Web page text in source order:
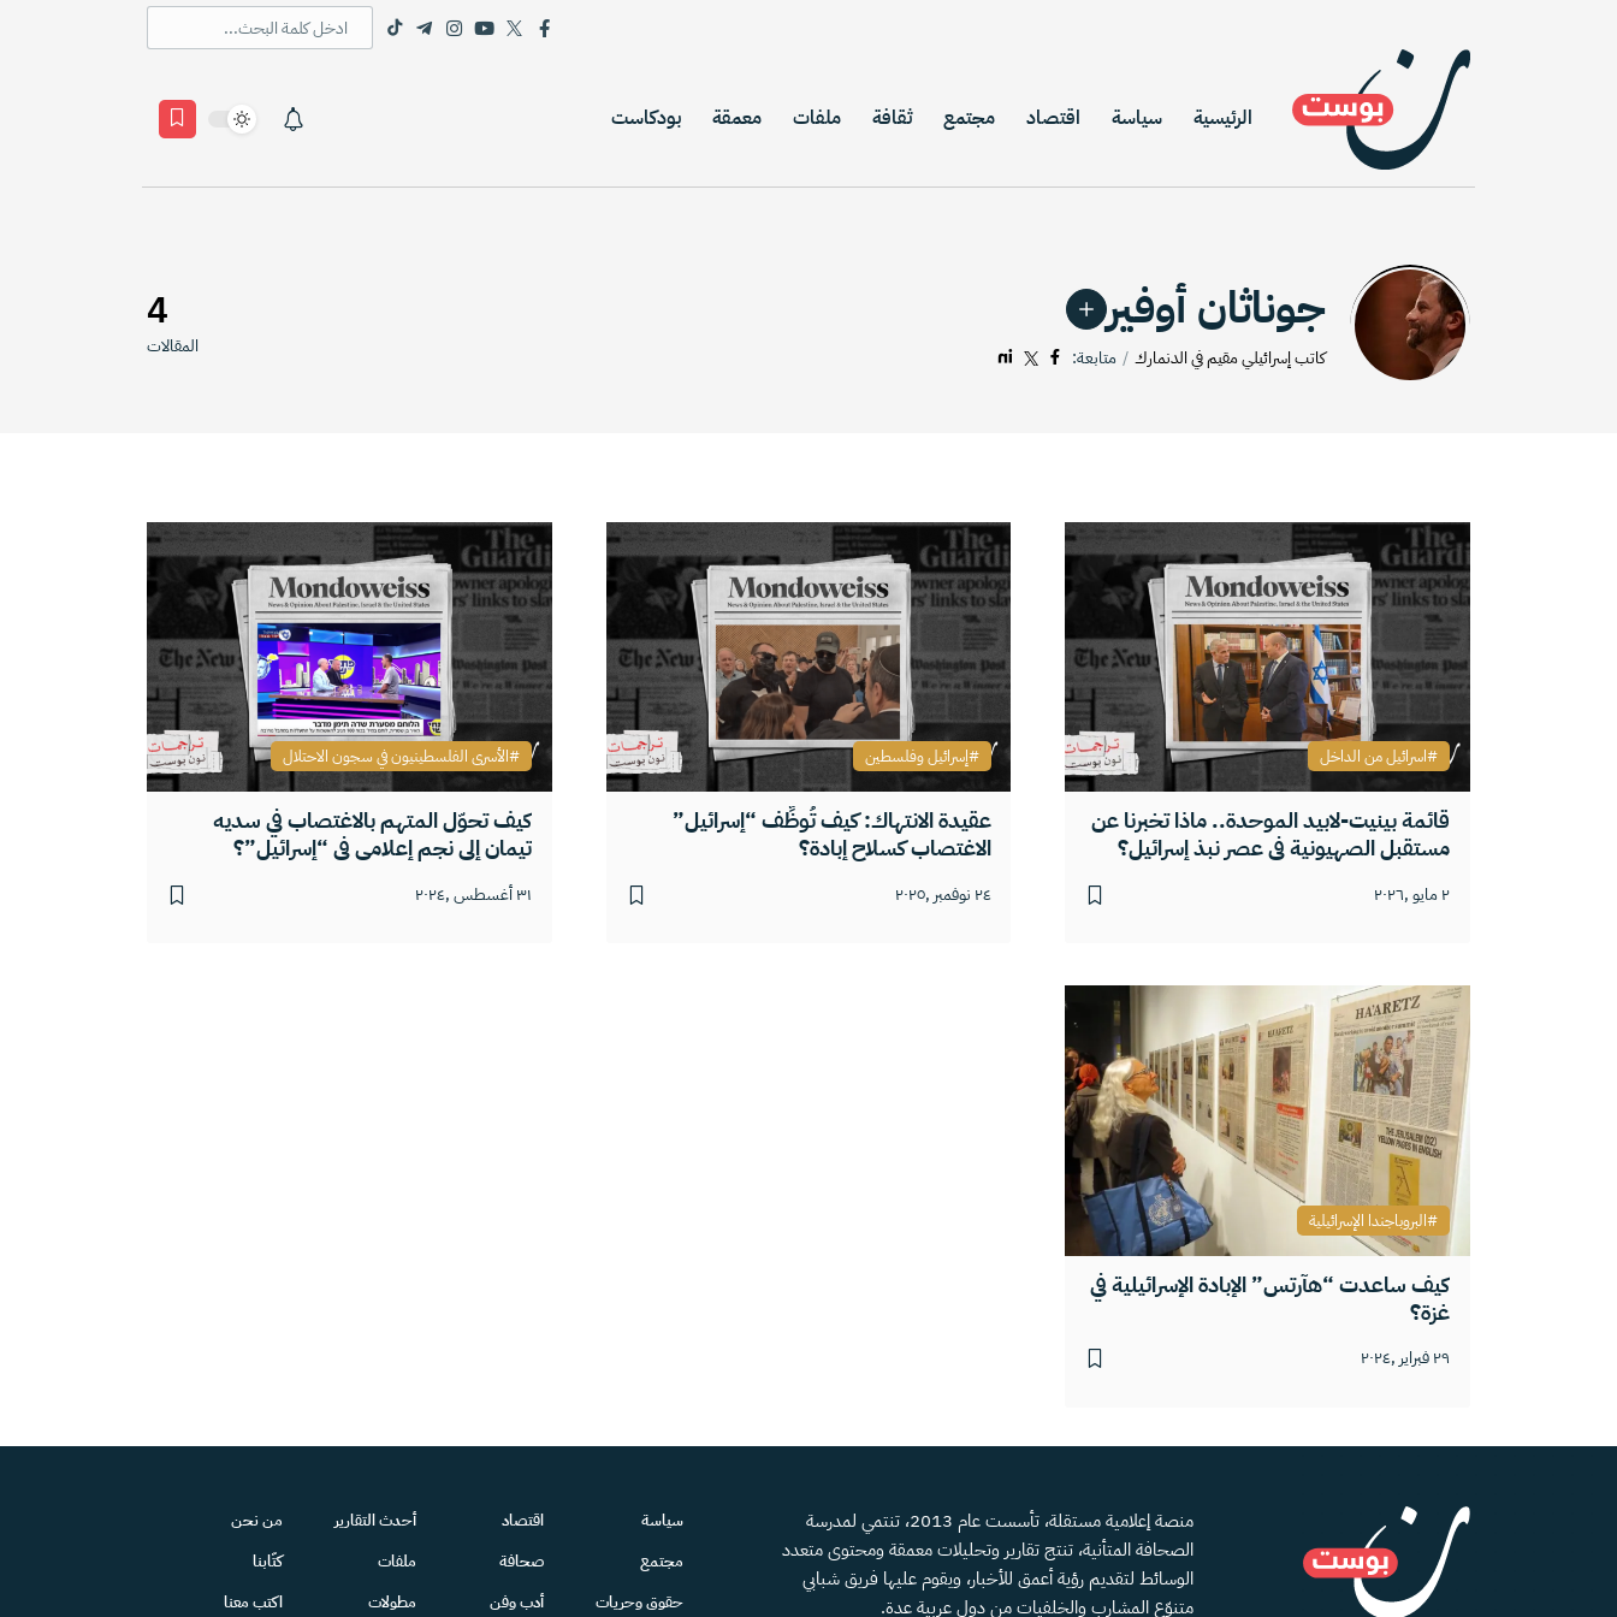
الرئيسية سياسة اقتصاد مجتمع ثقافة ملفات معمقة بودكاست
جوناثان أوفير
كاتب إسرائيلي مقيم في الدنمارك متابعة:
4
المقالات
قائمة بينيت-لابيد الموحدة.. ماذا تخبرنا عن
مستقبل الصهيونية في عصر نبذ إسرائيل؟
٢ مايو ,٢٠٢٦
اسرائيل من الداخل
عقيدة الانتهاك: كيف تُوظِّف “إسرائيل”
الاغتصاب كسلاح إبادة؟
٢٤ نوفمبر ,٢٠٢٥
إسرائيل وفلسطين
كيف تحوّل المتهم بالاغتصاب في سديه
تيمان إلى نجم إعلامي في “إسرائيل”؟
٣١ أغسطس ,٢٠٢٤
الأسرى الفلسطينيون في سجون الاحتلال
كيف ساعدت “هآرتس” الإبادة الإسرائيلية في
غزة؟
٢٩ فبراير ,٢٠٢٤
البروباجندا الإسرائيلية
منصة إعلامية مستقلة، تأسست عام 2013، تنتمي لمدرسة
الصحافة المتأنية، تنتج تقارير وتحليلات معمقة ومحتوى متعدد
الوسائط لتقديم رؤية أعمق للأخبار، ويقوم عليها فريق شبابي
متنوّع المشارب والخلفيات من دول عربية عدة.
سياسة
مجتمع
حقوق وحريات
اقتصاد
صحافة
أدب وفن
أحدث التقارير
ملفات
مطولات
من نحن
كتّابنا
اكتب معنا